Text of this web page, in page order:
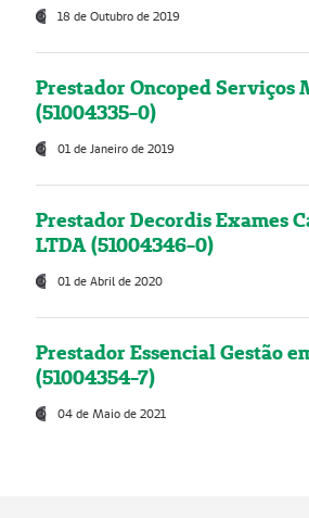
18 de Outubro de 2019
Prestador Oncoped Serviços
(51004335-0)
01 de Janeiro de 2019
Prestador Decordis Exames
LTDA (51004346-0)
01 de Abril de 2020
Prestador Essencial Gestão
(51004354-7)
04 de Maio de 2021